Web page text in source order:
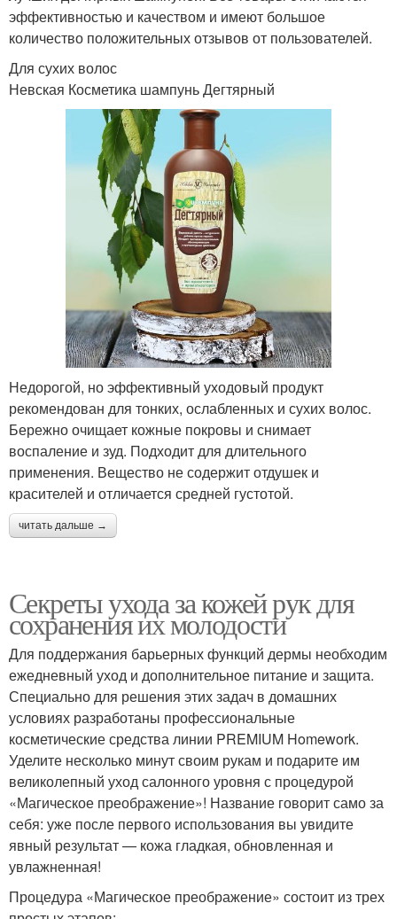
эффективностью и качеством и имеют большое
количество положительных отзывов от пользователей.
Для сухих волос
Невская Косметика шампунь Дегтярный
Недорогой, но эффективный уходовый продукт
рекомендован для тонких, ослабленных и сухих волос.
Бережно очищает кожные покровы и снимает
воспаление и зуд. Подходит для длительного
применения. Вещество не содержит отдушек и
красителей и отличается средней густотой.
читать дальше →
Секреты ухода за кожей рук для
сохранения их молодости
Для поддержания барьерных функций дермы необходим
ежедневный уход и дополнительное питание и защита.
Специально для решения этих задач в домашних
условиях разработаны профессиональные
косметические средства линии PREMIUM Homework.
Уделите несколько минут своим рукам и подарите им
великолепный уход салонного уровня с процедурой
«Магическое преображение»! Название говорит само за
себя: уже после первого использования вы увидите
явный результат — кожа гладкая, обновленная и
увлажненная!
Процедура «Магическое преображение» состоит из трех